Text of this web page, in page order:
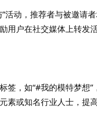
活动，推荐者与被邀请者
用户在社交媒体上转发活
签，如“#我的模特梦想”
素或知名行业人士，提